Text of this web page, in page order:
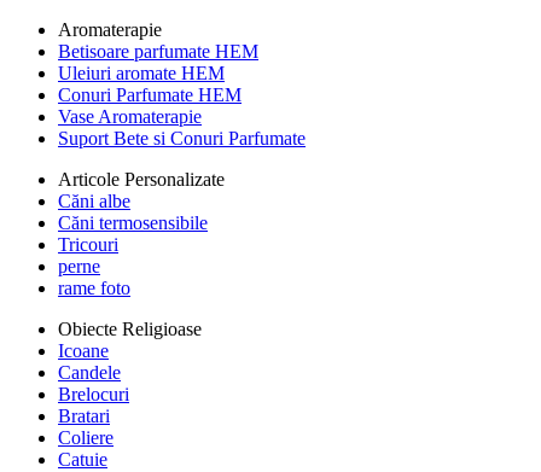
Aromaterapie
Betisoare parfumate HEM
Uleiuri aromate HEM
Conuri Parfumate HEM
Vase Aromaterapie
Suport Bete si Conuri Parfumate
Articole Personalizate
Căni albe
Căni termosensibile
Tricouri
perne
rame foto
Obiecte Religioase
Icoane
Candele
Brelocuri
Bratari
Coliere
Catuie